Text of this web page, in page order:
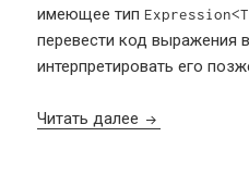
имеющее тип
перевести код выражения
интерпретировать его
Читать далее C#: лямбда